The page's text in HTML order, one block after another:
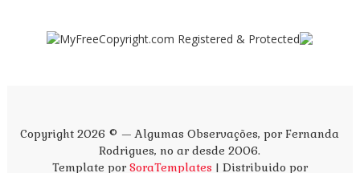
Copyright 2026 © — Algumas Observações, por Fernanda
Rodrigues, no ar desde 2006.
Template porSoraTemplates | Distribuido por